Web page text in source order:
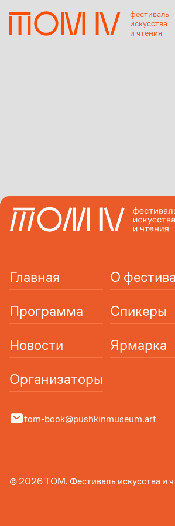
фестиваль
искусства
и чтения
Главная О
Программа Спикеры
Новости Ярмарка
Организаторы
© 2026 ТОМ. Фестиваль искусства и
tom-book@pushkinmuseum.art